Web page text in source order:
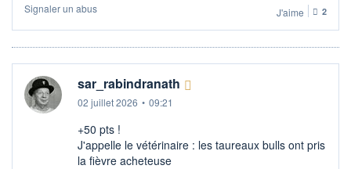
Signaler un abus J'aime 2
sar_rabindranath
02 juillet 2026 • 09:21
+50 pts !
J'appelle le vétérinaire : les taureaux bulls ont pris
la fièvre acheteuse